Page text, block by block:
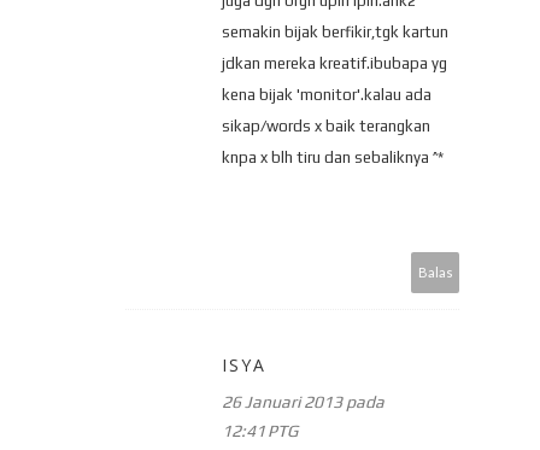
semakin bijak berfikir,tgk kartun
jdkan mereka kreatif.ibubapa yg
kena bijak 'monitor'.kalau ada
sikap/words x baik terangkan
knpa x blh tiru dan sebaliknya ^*
Balas
ISYA
26 Januari 2013 pada
12:41 PTG